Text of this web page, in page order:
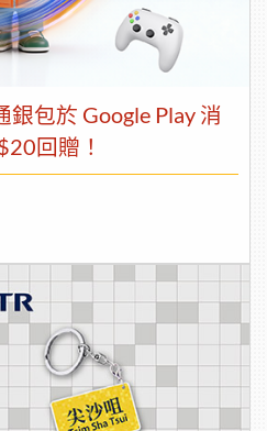
包於 Google Play 消
回贈！